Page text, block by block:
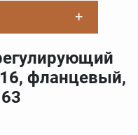
+
фланцевый,